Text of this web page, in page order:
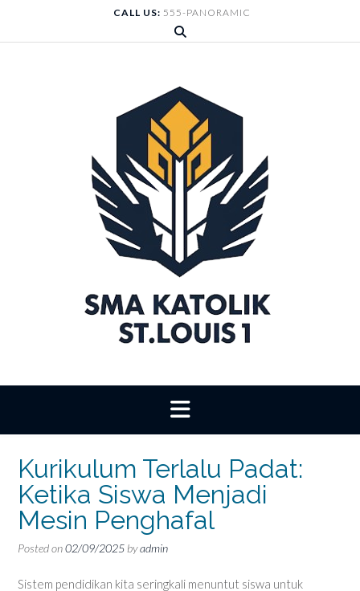
content
CALL US: 555-PANORAMIC
Kurikulum Terlalu Padat:
Ketika Siswa Menjadi
Mesin Penghafal
Posted on02/09/2025 byadmin
Sistem pendidikan kita seringkali menuntut siswa untuk